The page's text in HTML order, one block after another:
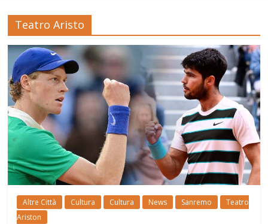
Teatro Aristo
Altre Città Cultura Cultura News Sanremo
Teatro
Ariston